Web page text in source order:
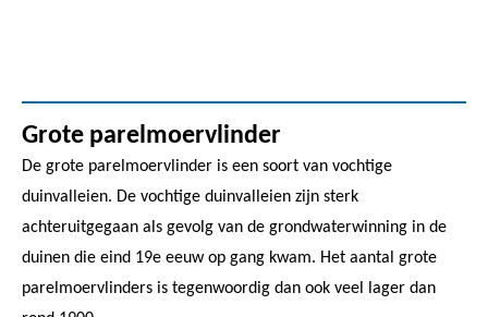
Grote parelmoervlinder
De grote parelmoervlinder is een soort van vochtige
duinvalleien. De vochtige duinvalleien zijn sterk
achteruitgegaan als gevolg van de grondwaterwinning in de
duinen die eind 19e eeuw op gang kwam. Het aantal grote
parelmoervlinders is tegenwoordig dan ook veel lager dan